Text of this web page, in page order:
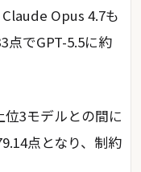
Opus 4.7も
点でGPT-5.5に約
3モデルとの間に
点となり、制約